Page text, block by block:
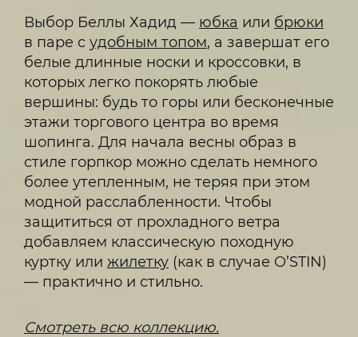
Выбор Беллы Хадид — юбка или брюки
в паре с удобным топом, а завершат его
белые длинные носки и кроссовки, в
которых легко покорять любые
вершины: будь то горы или бесконечные
этажи торгового центра во время
шопинга. Для начала весны образ в
стиле горпкор можно сделать немного
более утепленным, не теряя при этом
модной расслабленности. Чтобы
защититься от прохладного ветра
добавляем классическую походную
куртку или жилетку (как в случае O’STIN)
— практично и стильно.
Смотреть всю коллекцию.